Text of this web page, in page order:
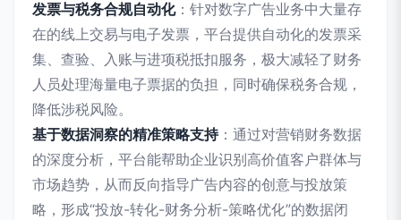
发票与税务合规自动化：针对数字广告业务中大量存
在的线上交易与电子发票，平台提供自动化的发票采
集、查验、入账与进项税抵扣服务，极大减轻了财务
人员处理海量电子票据的负担，同时确保税务合规，
降低涉税风险。
基于数据洞察的精准策略支持：通过对营销财务数据
的深度分析，平台能帮助企业识别高价值客户群体与
市场趋势，从而反向指导广告内容的创意与投放策
略，形成“投放-转化-财务分析-策略优化”的数据闭